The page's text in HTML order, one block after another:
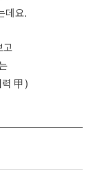
데요.
고
력 甲)